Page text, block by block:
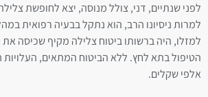
לפני שנתיים, דני, צולל מנוסה, יצא לחופשת
למרות ניסיונו הרב, הוא נתקל בבעיה רפואית
למזלו, היה ברשותו ביטוח צלילה מקיף שכיסה את
הטיפול בתא לחץ. ללא הביטוח המתאים, העלויות
אלפי שקלים.